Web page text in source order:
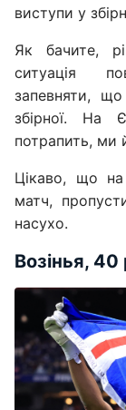
виступи у
Як бачите,
ситуація
запевняти,
збірної. На
потрапить, ми
Цікаво, що на
матч,
насухо.
Возінья,